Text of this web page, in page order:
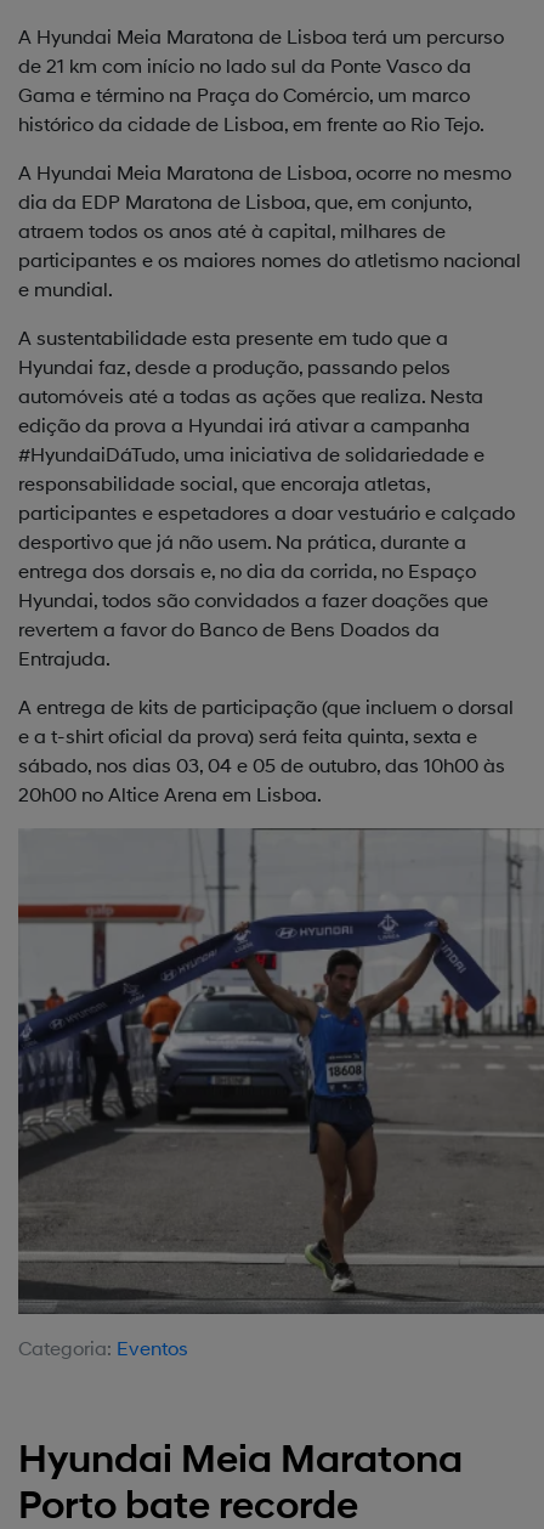
A Hyundai Meia Maratona de Lisboa terá um percurso
de 21 km com início no lado sul da Ponte Vasco da
Gama e término na Praça do Comércio, um marco
histórico da cidade de Lisboa, em frente ao Rio Tejo.
A Hyundai Meia Maratona de Lisboa, ocorre no mesmo
dia da EDP Maratona de Lisboa, que, em conjunto,
atraem todos os anos até à capital, milhares de
participantes e os maiores nomes do atletismo nacional
e mundial.
A sustentabilidade esta presente em tudo que a
Hyundai faz, desde a produção, passando pelos
automóveis até a todas as ações que realiza. Nesta
edição da prova a Hyundai irá ativar a campanha
#HyundaiDáTudo, uma iniciativa de solidariedade e
responsabilidade social, que encoraja atletas,
participantes e espetadores a doar vestuário e calçado
desportivo que já não usem. Na prática, durante a
entrega dos dorsais e, no dia da corrida, no Espaço
Hyundai, todos são convidados a fazer doações que
revertem a favor do Banco de Bens Doados da
Entrajuda.
A entrega de kits de participação (que incluem o dorsal
e a t-shirt oficial da prova) será feita quinta, sexta e
sábado, nos dias 03, 04 e 05 de outubro, das 10h00 às
20h00 no Altice Arena em Lisboa.
Categoria: Eventos
Hyundai Meia Maratona
Porto bate recorde